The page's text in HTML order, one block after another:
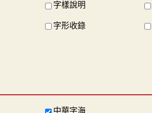
字樣說明
字形收錄
中華字海